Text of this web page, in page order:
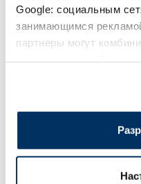
Google: социальным
занимающимся
партнеры могут
Пищевая добавка